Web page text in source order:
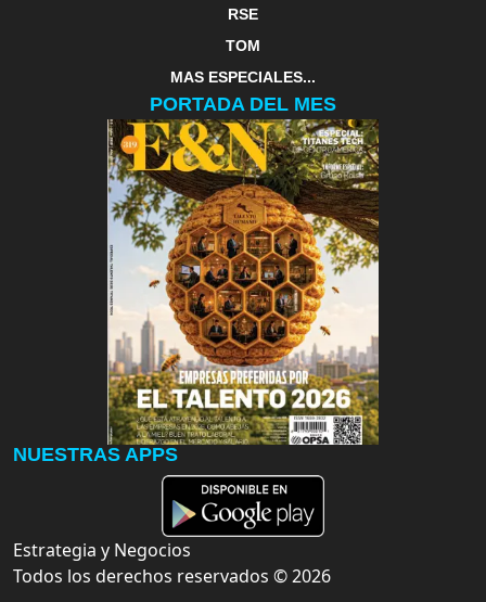
RSE
TOM
MAS ESPECIALES...
PORTADA DEL MES
NUESTRAS APPS
Estrategia y Negocios
Todos los derechos reservados ©2026